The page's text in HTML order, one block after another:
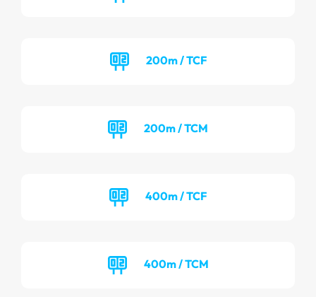
200m / TCF
200m / TCM
400m / TCF
400m / TCM